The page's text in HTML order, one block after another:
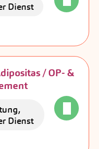
Dienst
/ OP- &
Dienst